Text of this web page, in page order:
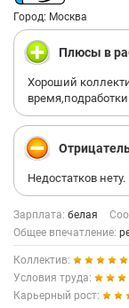
Город: Москва
Плюсы в
Хороший
Недостатков нету.
Зарплата: белая
Общее впечатление:
Коллектив:
Условия труда:
Карьерный рост: